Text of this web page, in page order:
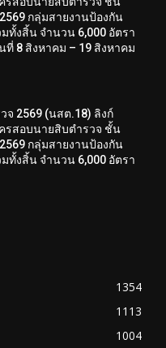
กลุ่มสายงานป้องกัน
ทั้งสิ้น จำนวน 6,000 อัตรา
ที่ 8 สิงหาคม – 19 สิงหาคม
จ 2569 (นสต.18) ลิงก์
รสอบนายสิบตำรวจ ชั้น
กลุ่มสายงานป้องกัน
ทั้งสิ้น จำนวน 6,000 อัตรา
1354
1113
1004